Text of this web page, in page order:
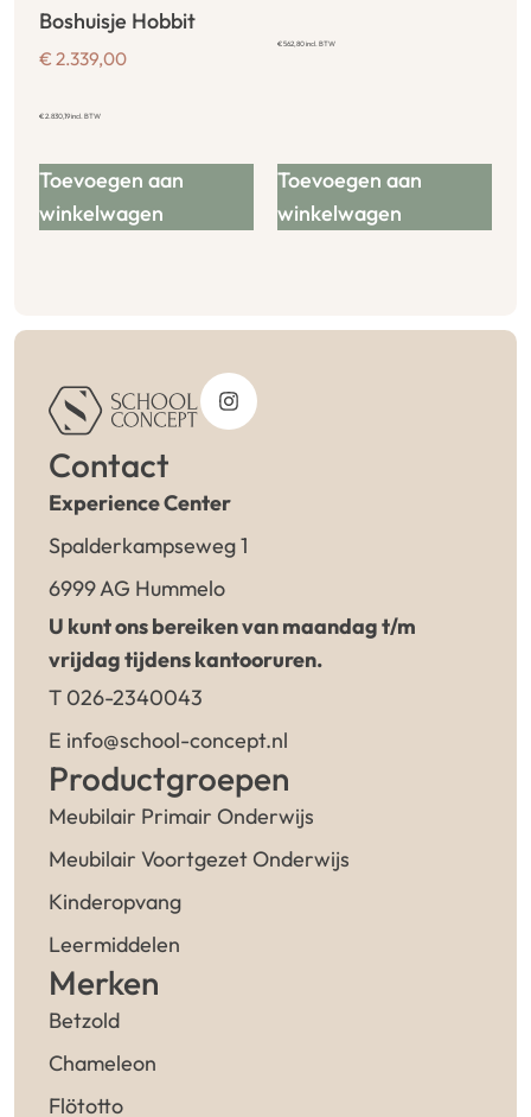
Boshuisje Hobbit
€ 2.339,00
€2.830,19incl. BTW
Toevoegen aan
winkelwagen
€562,80incl. BTW
Toevoegen aan
winkelwagen
Contact
Experience Center
Spalderkampseweg 1
6999 AG Hummelo
U kunt ons bereiken van maandag t/m
vrijdag tijdens kantooruren.
T 026-2340043
E info@school-concept.nl
Productgroepen
Meubilair Primair Onderwijs
Meubilair Voortgezet Onderwijs
Kinderopvang
Leermiddelen
Merken
Betzold
Chameleon
Flötotto